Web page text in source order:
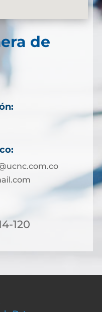
de
120